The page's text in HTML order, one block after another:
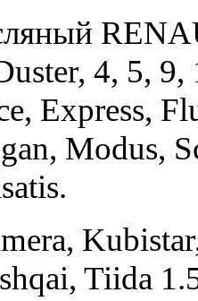
4, 5,
Express,
Modus,
Tiida